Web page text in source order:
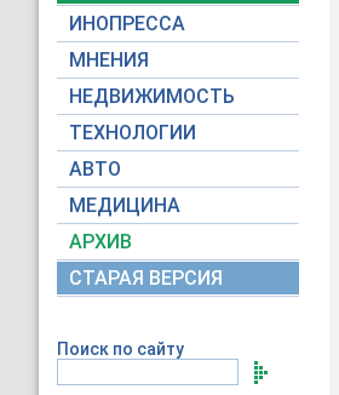
ИНОПРЕССА
МНЕНИЯ
НЕДВИЖИМОСТЬ
ТЕХНОЛОГИИ
АВТО
МЕДИЦИНА
АРХИВ
СТАРАЯ ВЕРСИЯ
Поиск по сайту